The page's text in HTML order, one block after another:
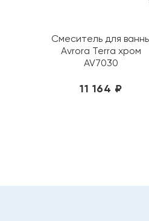
Смеситель для
Avrora Terra хром
AV7030
11 164 ₽